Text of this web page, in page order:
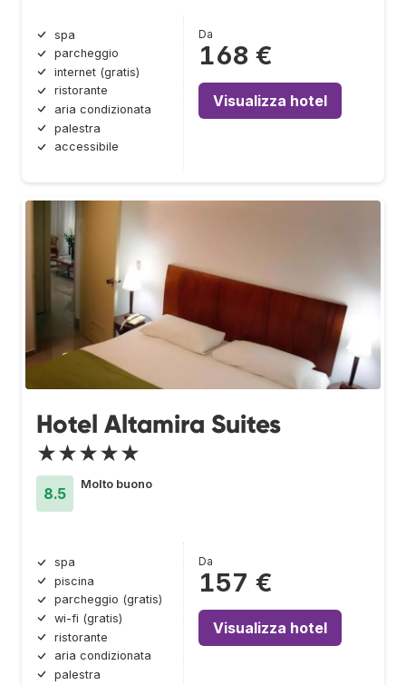
spa
parcheggio
internet (gratis)
ristorante
aria condizionata
palestra
accessibile
Da
168 €
Visualizza hotel
Hotel Altamira Suites
★★★★★
8.5
Molto buono
spa
piscina
parcheggio (gratis)
wi-fi (gratis)
ristorante
aria condizionata
palestra
Da
157 €
Visualizza hotel